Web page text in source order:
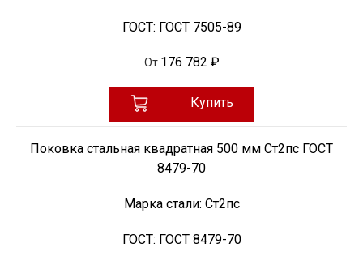
ГОСТ: ГОСТ 7505-89
От 176 782 ₽
Купить
Поковка стальная квадратная 500 мм Ст2пс ГОСТ
8479-70
Марка стали: Ст2пс
ГОСТ: ГОСТ 8479-70